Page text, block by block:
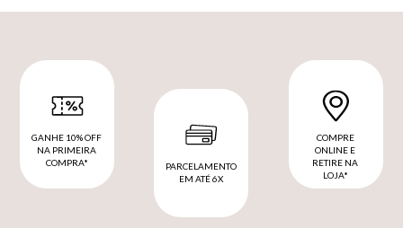
GANHE 10% OFF
NA PRIMEIRA
COMPRA*
PARCELAMENTO
EM ATÉ 6X
COMPRE
ONLINE E
RETIRE NA
LOJA*